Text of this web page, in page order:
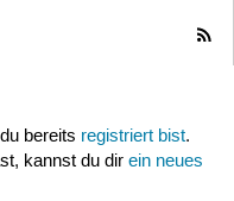
bereits registriert bist.
kannst du dir ein neues